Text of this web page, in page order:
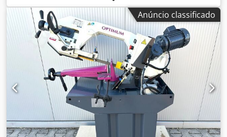
Anúncio classificado